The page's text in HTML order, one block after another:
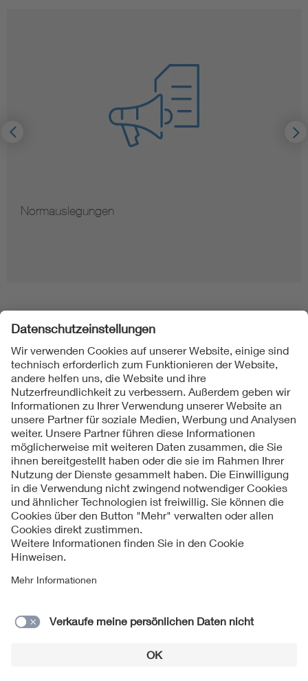
Normauslegungen
Folgen Sie uns
Kontakt
Impressum
Datenschutzinformationen
Cookie Hinweise
Compliance
Jahresarchiv
© 2026 VDE Verband der Elektrotechnik Elektronik